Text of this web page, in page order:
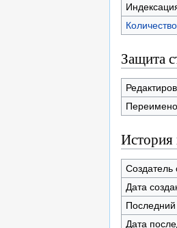
Защита
История
Создатель
Дата
Последний
Дата